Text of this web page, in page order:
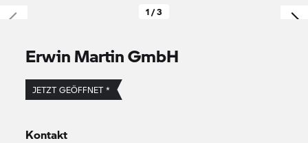
1 / 3
Erwin Martin GmbH
JETZT GEÖFFNET *
Kontakt